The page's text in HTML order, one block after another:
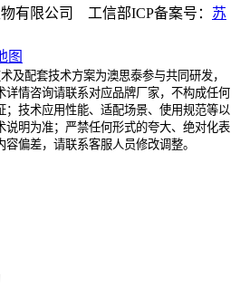
有限公司 工信部ICP备案号： 苏
图
及配套技术方案为澳思泰参与共同研发，
详情咨询请联系对应品牌厂家，不构成任何
；技术应用性能、适配场景、使用规范等以
说明为准；严禁任何形式的夸大、绝对化表
偏差，请联系客服人员修改调整。